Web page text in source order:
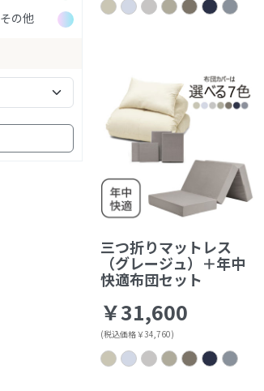
その他
三つ折りマットレス
（グレージュ）＋年中
快適布団セット
￥31,600
(税込価格￥34,760)